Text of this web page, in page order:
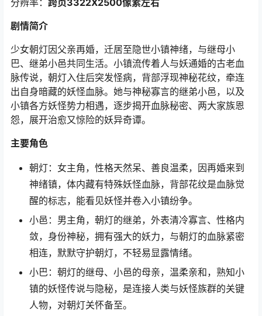
分辨率： 跨页3322X2500像素左右
剧情简介
少女朝灯因父亲再婚，迁居至隐世小镇神绪，与继母小
巴、继弟小邑共同生活。小镇流传着人与妖通婚的古老血
脉传说，朝灯入住后突发怪病，背部浮现神秘花纹，牵连
出自身暗藏的妖怪血脉。她与神秘寡言的继弟小邑，以及
小镇各方妖怪势力相遇，逐步揭开血脉秘密、两大家族恩
怨，展开治愈又惊险的妖异奇谭。
主要角色
朝灯：女主角，性格天然呆、善良温柔，因再婚来到
神绪镇，体内藏有特殊妖怪血脉，背部花纹是血脉觉
醒的标志，能看见妖怪并卷入小镇纷争。
小邑：男主角，朝灯的继弟，外表清冷寡言、性格内
敛，身份神秘，拥有强大的妖力，与朝灯的血脉紧密
相连，默默守护朝灯，不轻易显露情绪。
小巴：朝灯的继母、小邑的母亲，温柔亲和，熟知小
镇的妖怪传说与隐秘，是连接人类与妖怪族群的关键
人物，对朝灯关怀备至。